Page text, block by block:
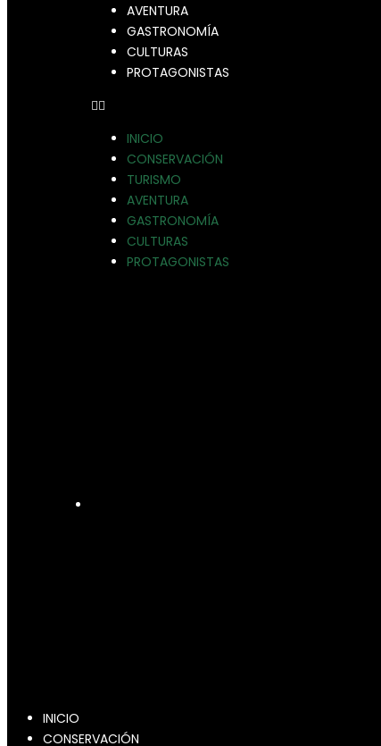
AVENTURA
GASTRONOMÍA
CULTURAS
PROTAGONISTAS
INICIO
CONSERVACIÓN
TURISMO
AVENTURA
GASTRONOMÍA
CULTURAS
PROTAGONISTAS
INICIO
CONSERVACIÓN